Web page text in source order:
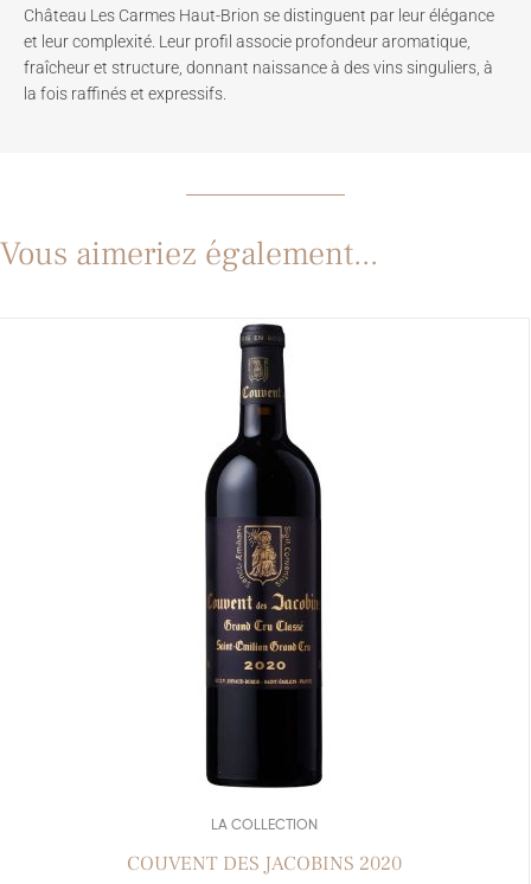
Château Les Carmes Haut-Brion se distinguent par leur élégance
et leur complexité. Leur profil associe profondeur aromatique,
fraîcheur et structure, donnant naissance à des vins singuliers, à
la fois raffinés et expressifs.
Vous aimeriez également...
LA COLLECTION
COUVENT DES JACOBINS 2020